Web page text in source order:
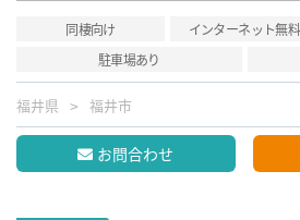
同棲向け インターネット無料
駐車場あり
福井県 福井市
お問合わせ